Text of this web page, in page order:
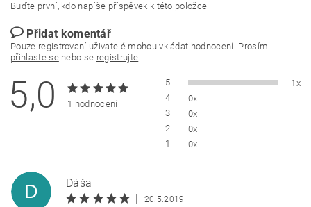
Buďte první, kdo napíše příspěvek k této položce.
Přidat komentář
Pouze registrovaní uživatelé mohou vkládat hodnocení. Prosím
přihlaste senebo se registrujte.
5,0 1 hodnocení
5
1x
4
0x
3
0x
2
0x
1
0x
D
Dáša
|
20.5.2019